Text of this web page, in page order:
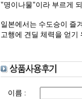
"명이나물"이라 부르게
일본에서는 수도승이 즐
고행에 견딜 체력을 얻기
이름 :